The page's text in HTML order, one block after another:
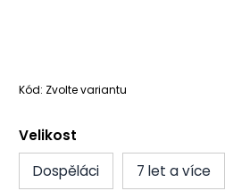
Kód: Zvolte variantu
Velikost
Dospěláci
7 let a více